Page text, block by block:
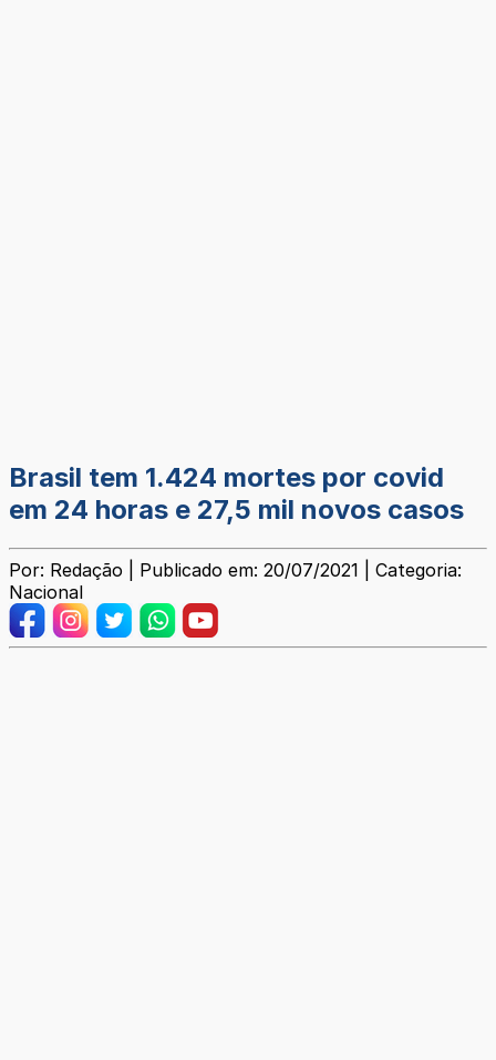
Brasil tem 1.424 mortes por covid
em 24 horas e 27,5 mil novos casos
Por: Redação | Publicado em: 20/07/2021 | Categoria:
Nacional